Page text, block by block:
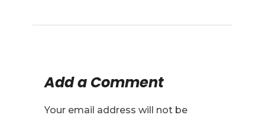
Add a Comment
Your email address will not be